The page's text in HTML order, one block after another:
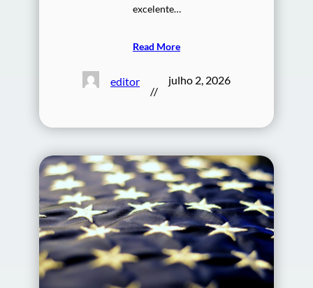
excelente…
Read More
editor
//
julho 2, 2026